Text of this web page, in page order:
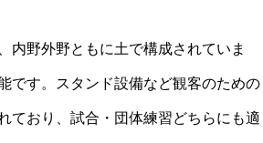
内野外野ともに土で構成されていま
です。スタンド設備など観客のための
ており、試合・団体練習どちらにも適